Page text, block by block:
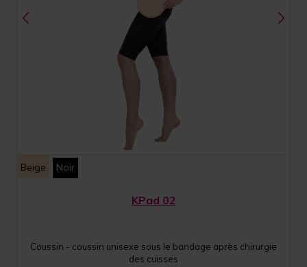
Beige Noir
KPad 02
Coussin - coussin unisexe sous le bandage après chirurgie
des cuisses